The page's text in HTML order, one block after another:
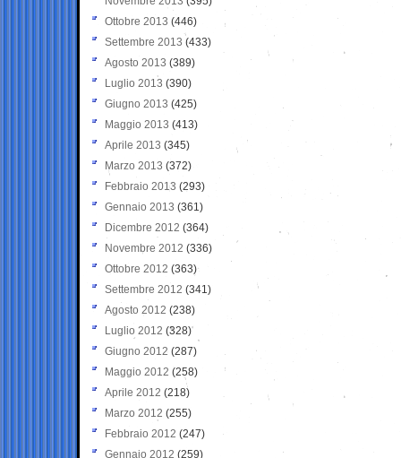
Ottobre 2013 (446)
Settembre 2013 (433)
Agosto 2013 (389)
Luglio 2013 (390)
Giugno 2013 (425)
Maggio 2013 (413)
Aprile 2013 (345)
Marzo 2013 (372)
Febbraio 2013 (293)
Gennaio 2013 (361)
Dicembre 2012 (364)
Novembre 2012 (336)
Ottobre 2012 (363)
Settembre 2012 (341)
Agosto 2012 (238)
Luglio 2012 (328)
Giugno 2012 (287)
Maggio 2012 (258)
Aprile 2012 (218)
Marzo 2012 (255)
Febbraio 2012 (247)
Gennaio 2012 (259)